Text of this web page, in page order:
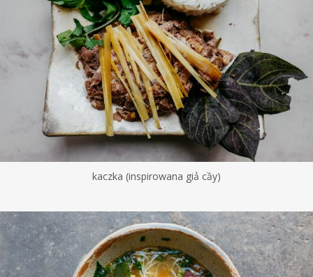
kaczka (inspirowana giả cầy)